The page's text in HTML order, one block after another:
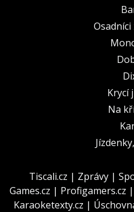
Krycí
Na
Tiscali.cz | Zprávy |
Games.cz | Profigamers.cz |
Karaoketexty.cz |